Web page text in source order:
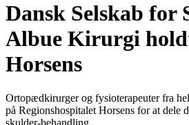
Dansk Selskab for
Albue Kirurgi
Horsens
Ortopædkirurger og fysioterapeuter fra
på Regionshospitalet Horsens for at dele
skulder-behandling.